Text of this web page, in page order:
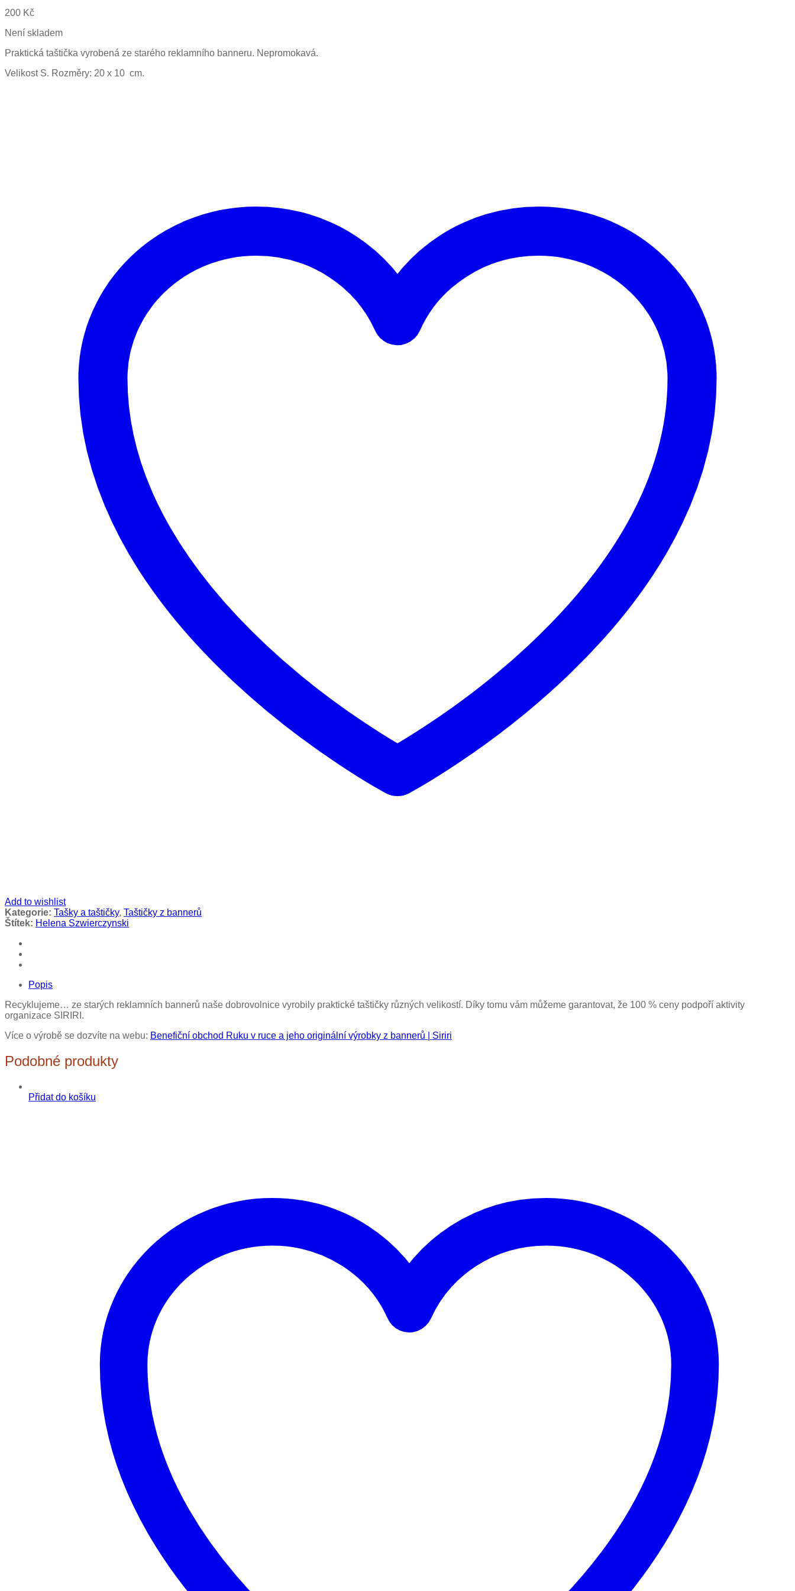
200 Kč
Není skladem
Praktická taštička vyrobená ze starého reklamního banneru. Nepromokavá.
Velikost S. Rozměry: 20 x 10 cm.
Add to wishlist
Kategorie: Tašky a taštičky, Taštičky z bannerů
Štítek: Helena Szwierczynski
Popis
Recyklujeme… ze starých reklamních bannerů naše dobrovolnice vyrobily praktické taštičky různých velikostí. Díky tomu vám můžeme garantovat, že 100 % ceny podpoří aktivity
organizace SIRIRI.
Více o výrobě se dozvíte na webu: Benefiční obchod Ruku v ruce a jeho originální výrobky z bannerů | Siriri
Podobné produkty
Přidat do košíku